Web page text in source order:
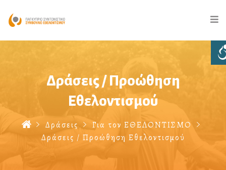
Δράσεις / Προώθηση
Εθελοντισμού
Δράσεις
Για τον ΕΘΕΛΟΝΤΙΣΜΟ
Δράσεις / Προώθηση Εθελοντισμού